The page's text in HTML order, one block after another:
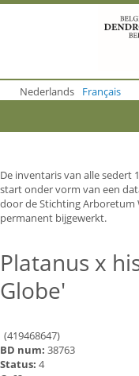
o
m
o
n
t
e
n
Nederlands Français
De inventaris van alle sedert
start onder vorm van een
door de Stichting Arboretum
permanent bijgewerkt.
Platanus x
Globe'
(419468647)
BD num: 38763
Status: 4